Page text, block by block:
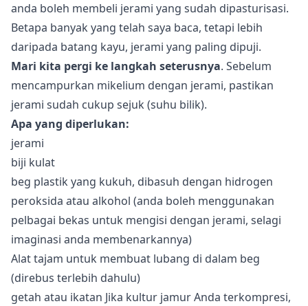
anda boleh membeli jerami yang sudah dipasturisasi.
Betapa banyak yang telah saya baca, tetapi lebih
daripada batang kayu, jerami yang paling dipuji.
Mari kita pergi ke langkah seterusnya. Sebelum
mencampurkan mikelium dengan jerami, pastikan
jerami sudah cukup sejuk (suhu bilik).
Apa yang diperlukan:
jerami
biji kulat
beg plastik yang kukuh, dibasuh dengan hidrogen
peroksida atau alkohol (anda boleh menggunakan
pelbagai bekas untuk mengisi dengan jerami, selagi
imaginasi anda membenarkannya)
Alat tajam untuk membuat lubang di dalam beg
(direbus terlebih dahulu)
getah atau ikatan Jika kultur jamur Anda terkompresi,